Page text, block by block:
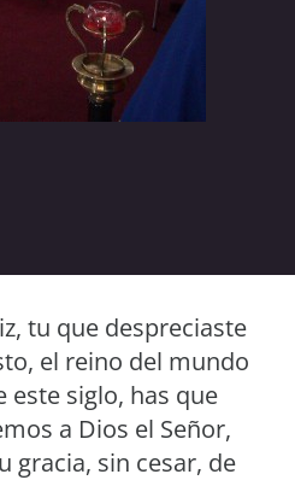
tu que despreciaste
el reino del mundo
este siglo, has que
a Dios el Señor,
gracia, sin cesar, de